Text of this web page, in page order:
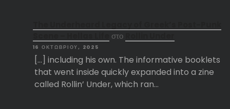
στο
16 ΟΚΤΩΒΡΊΟΥ, 2025
[…] including his own. The informative booklets
that went inside quickly expanded into a zine
called Rollin’ Under, which ran…